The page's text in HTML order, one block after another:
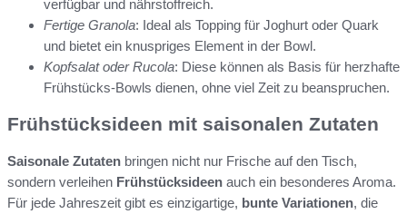
verfügbar und nährstoffreich.
Fertige Granola: Ideal als Topping für Joghurt oder Quark
und bietet ein knuspriges Element in der Bowl.
Kopfsalat oder Rucola: Diese können als Basis für herzhafte
Frühstücks-Bowls dienen, ohne viel Zeit zu beanspruchen.
Frühstücksideen mit saisonalen Zutaten
Saisonale Zutaten bringen nicht nur Frische auf den Tisch,
sondern verleihen Frühstücksideen auch ein besonderes Aroma.
Für jede Jahreszeit gibt es einzigartige, bunte Variationen, die